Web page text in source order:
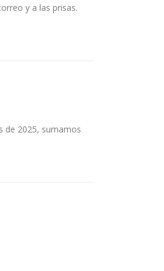
y a las prisas.
de 2025, sumamos